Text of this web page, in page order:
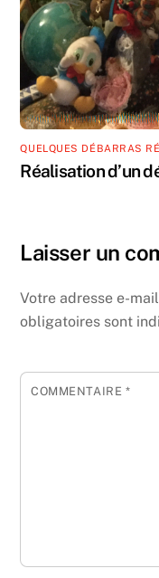
QUELQUES DÉBARRAS
Réalisation d’un
Laisser un
Votre adresse e-
obligatoires sont
COMMENTAIRE *